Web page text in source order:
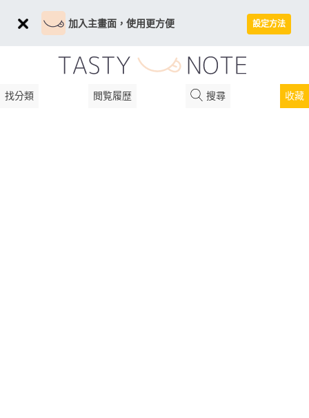
加入主畫面，使用更方便 設定方法
找分類 閲覧履歴 搜尋 收藏